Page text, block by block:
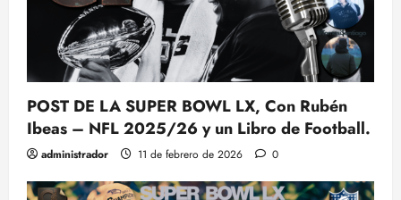
POST DE LA SUPER BOWL LX, Con Rubén
Ibeas – NFL 2025/26 y un Libro de Football.
administrador 11 de febrero de 2026 0